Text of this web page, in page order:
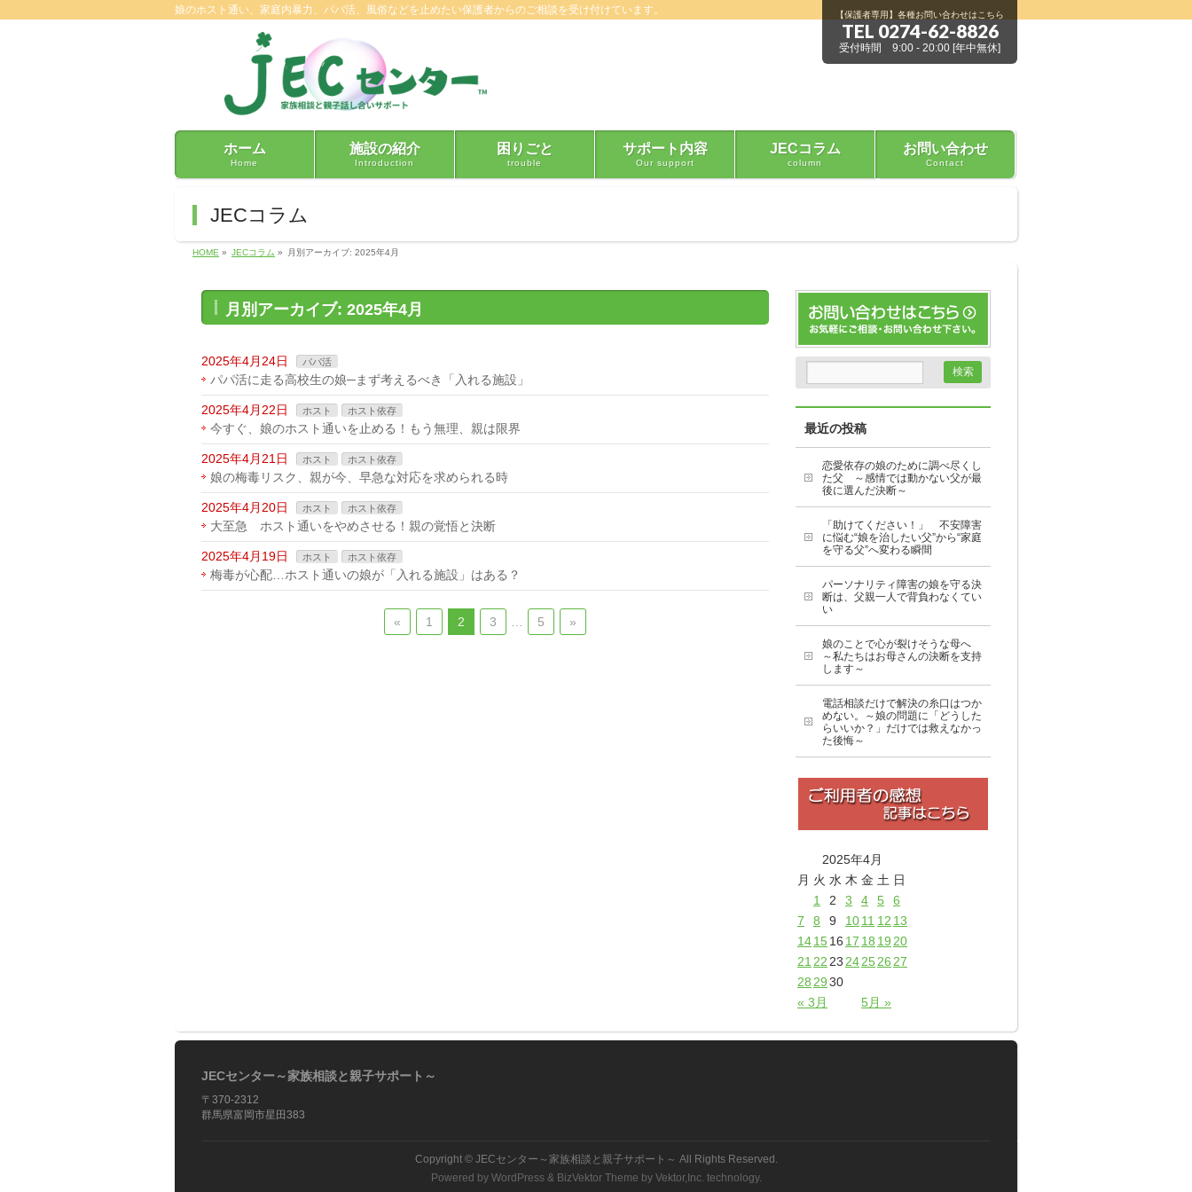
娘のホスト通い、家庭内暴力、パパ活、風俗などを止めたい保護者からのご相談を受け付けています。 【保護者専用】各種お問い合わせはこちら
TEL 0274-62-8826
受付時間 9:00 - 20:00 [年中無休]
ホーム
Home
施設の紹介
Introduction
困りごと
trouble
サポート内容
Our support
JECコラム
column
お問い合わせ
Contact
JECコラム
HOME » JECコラム » 月別アーカイブ: 2025年4月
月別アーカイブ: 2025年4月
2025年4月24日 パパ活
パパ活に走る高校生の娘─まず考えるべき「入れる施設」
2025年4月22日 ホスト ホスト依存
今すぐ、娘のホスト通いを止める！もう無理、親は限界
2025年4月21日 ホスト ホスト依存
娘の梅毒リスク、親が今、早急な対応を求められる時
2025年4月20日 ホスト ホスト依存
大至急 ホスト通いをやめさせる！親の覚悟と決断
2025年4月19日 ホスト ホスト依存
梅毒が心配…ホスト通いの娘が「入れる施設」はある？
« 1 2 3 5 »
最近の投稿
恋愛依存の娘のために調べ尽くし
た父 ～感情では動かない父が最
後に選んだ決断～
「助けてください！」 不安障害
に悩む“娘を治したい父”から“家庭
を守る父”へ変わる瞬間
パーソナリティ障害の娘を守る決
断は、父親一人で背負わなくてい
い
娘のことで心が裂けそうな母へ
～私たちはお母さんの決断を支持
します～
電話相談だけで解決の糸口はつか
めない。～娘の問題に「どうした
らいいか？」だけでは救えなかっ
た後悔～
2025年4月
月 火 水 木 金 土 日
« 3月 5月 »
1 2 3 4 5
6
7
8 9 1011 12 13
141516 17 18 19 20
21 22 23 242526 27
28 2930
JECセンター～家族相談と親子サポート～
〒370-2312
群馬県富岡市星田383
Copyright © JECセンター～家族相談と親子サポート～ All Rights Reserved.
Powered by WordPress& BizVektor Theme by Vektor,Inc. technology.